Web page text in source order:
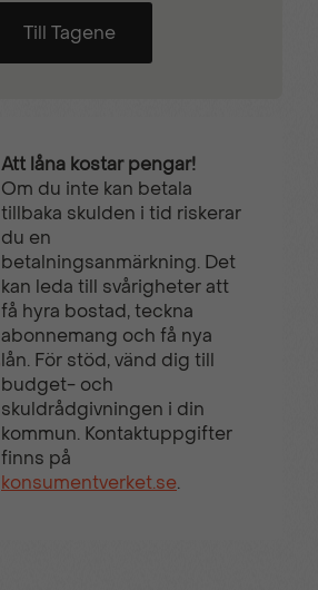
Till Tagene
Att låna kostar pengar!
Om du inte kan betala
tillbaka skulden i tid riskerar
du en
betalningsanmärkning. Det
kan leda till svårigheter att
få hyra bostad, teckna
abonnemang och få nya
lån. För stöd, vänd dig till
budget- och
skuldrådgivningen i din
kommun. Kontaktuppgifter
finns på
konsumentverket.se.